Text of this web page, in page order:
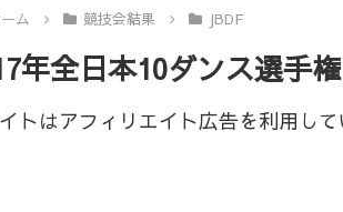
ム 競技会結果 JBDF
年全日本10ダンス選手
トはアフィリエイト広告を利用し